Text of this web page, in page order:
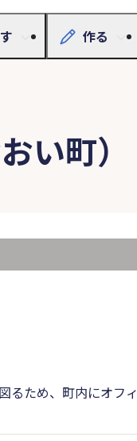
作る
い町）
ため、町内にオフ